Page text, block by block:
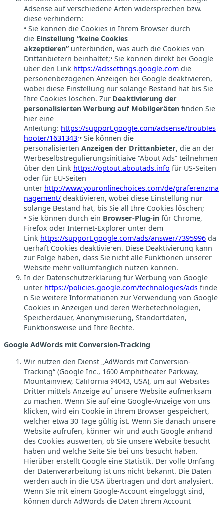
Adsense auf verschiedene Arten widersprechen bzw.
diese verhindern:
• Sie können die Cookies in Ihrem Browser durch
die Einstellung “keine Cookies
akzeptieren” unterbinden, was auch die Cookies von
Drittanbietern beinhaltet;• Sie können direkt bei Google
über den Link https://adssettings.google.com die
personenbezogenen Anzeigen bei Google deaktivieren,
wobei diese Einstellung nur solange Bestand hat bis Sie
Ihre Cookies löschen. Zur Deaktivierung der
personalisierten Werbung auf Mobilgeräten finden Sie
hier eine
Anleitung: https://support.google.com/adsense/troubles
hooter/1631343;• Sie können die
personalisierten Anzeigen der Drittanbieter, die an der
Werbeselbstregulierungsinitiaive “About Ads” teilnehmen
über den Link https://optout.aboutads.info für US-Seiten
oder für EU-Seiten
unter http://www.youronlinechoices.com/de/praferenzma
nagement/ deaktivieren, wobei diese Einstellung nur
solange Bestand hat, bis Sie all Ihre Cookies löschen;
• Sie können durch ein Browser-Plug-in für Chrome,
Firefox oder Internet-Explorer unter dem
Link https://support.google.com/ads/answer/7395996 da
uerhaft Cookies deaktivieren. Diese Deaktivierung kann
zur Folge haben, dass Sie nicht alle Funktionen unserer
Website mehr vollumfänglich nutzen können.
In der Datenschutzerklärung für Werbung von Google
unter https://policies.google.com/technologies/ads finde
n Sie weitere Informationen zur Verwendung von Google
Cookies in Anzeigen und deren Werbetechnologien,
Speicherdauer, Anonymisierung, Standortdaten,
Funktionsweise und Ihre Rechte.
Google AdWords mit Conversion-Tracking
Wir nutzen den Dienst „AdWords mit Conversion-
Tracking“ (Google Inc., 1600 Amphitheater Parkway,
Mountainview, California 94043, USA), um auf Websites
Dritter mittels Anzeige auf unsere Website aufmerksam
zu machen. Wenn Sie auf eine Google-Anzeige von uns
klicken, wird ein Cookie in Ihrem Browser gespeichert,
welcher etwa 30 Tage gültig ist. Wenn Sie danach unsere
Website aufrufen, können wir und auch Google anhand
des Cookies auswerten, ob Sie unsere Website besucht
haben und welche Seite Sie bei uns besucht haben.
Hierüber erstellt Google eine Statistik. Der volle Umfang
der Datenverarbeitung ist uns nicht bekannt. Die Daten
werden auch in die USA übertragen und dort analysiert.
Wenn Sie mit einem Google-Account eingeloggt sind,
können durch AdWords die Daten Ihrem Account